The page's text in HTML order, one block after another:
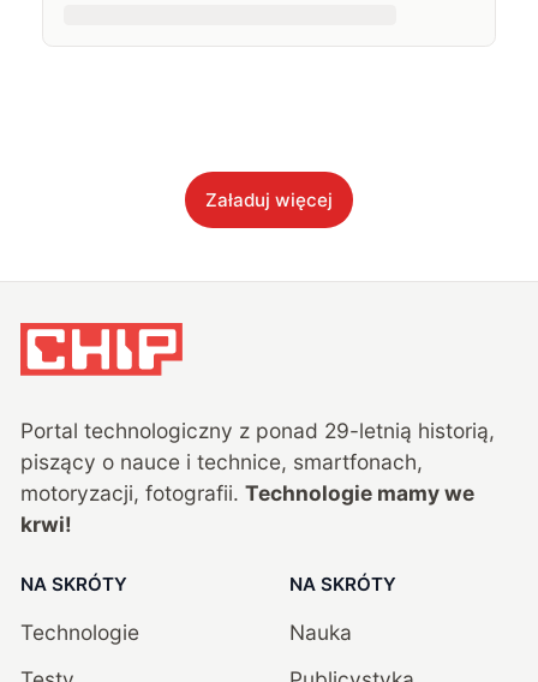
Załaduj więcej
Portal technologiczny z ponad 29-letnią historią,
piszący o nauce i technice, smartfonach,
motoryzacji, fotografii. Technologie mamy we
krwi!
NA SKRÓTY
Technologie
NA SKRÓTY
Nauka